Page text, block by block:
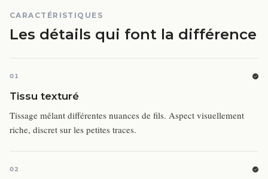
CARACTÉRISTIQUES
Les détails qui font la différence
01
Tissu texturé
Tissage mêlant différentes nuances de fils. Aspect visuellement
riche, discret sur les petites traces.
02